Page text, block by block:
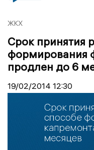
ЖКХ
Срок принятия
формирования
продлен до 6
19/02/2014 12:30